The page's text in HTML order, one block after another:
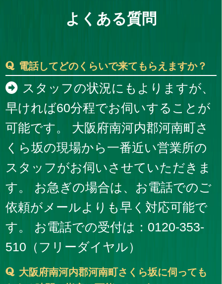
よくある質問
電話してどのくらいで来てもらえますか？
スタッフの状況にもよりますが、
早ければ60分程でお伺いすることが
可能です。 大阪府南河内郡河南町さ
くら坂の現場から一番近い営業所の
スタッフがお伺いさせていただきま
す。 お急ぎの場合は、お電話でのご
依頼がメールよりも早く対応可能で
す。 お電話での受付は：0120-353-
510（フリーダイヤル）
大阪府南河内郡河南町さくら坂に伺っても